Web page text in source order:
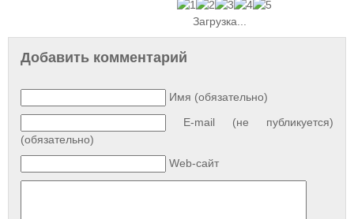
Загрузка...
Добавить комментарий
Имя (обязательно)
E-mail (не публикуется)
(обязательно)
Web-сайт